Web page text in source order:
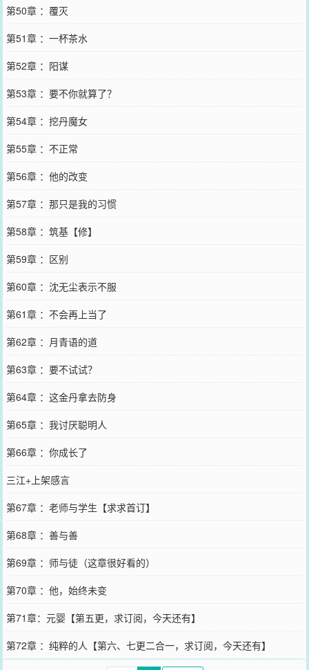
第50章 ：覆灭
第51章 ：一杯茶水
第52章 ：阳谋
第53章 ：要不你就算了？
第54章 ：挖丹魔女
第55章 ：不正常
第56章 ：他的改变
第57章 ：那只是我的习惯
第58章 ：筑基【修】
第59章 ：区别
第60章 ：沈无尘表示不服
第61章 ：不会再上当了
第62章 ：月青语的道
第63章 ：要不试试？
第64章 ：这金丹拿去防身
第65章 ：我讨厌聪明人
第66章 ：你成长了
三江+上架感言
第67章 ：老师与学生【求求首订】
第68章 ：善与善
第69章 ：师与徒（这章很好看的）
第70章 ：他，始终未变
第71章：元婴【第五更，求订阅，今天还有】
第72章 ：纯粹的人【第六、七更二合一，求订阅，今天还有】